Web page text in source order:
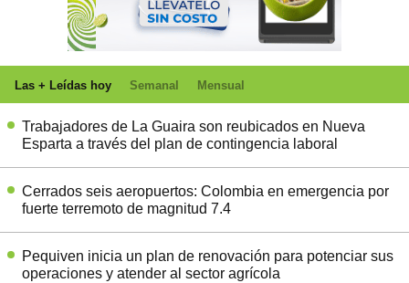
Las + Leídas hoy Semanal Mensual
Trabajadores de La Guaira son reubicados en Nueva
Esparta a través del plan de contingencia laboral
Cerrados seis aeropuertos: Colombia en emergencia por
fuerte terremoto de magnitud 7.4
Pequiven inicia un plan de renovación para potenciar sus
operaciones y atender al sector agrícola